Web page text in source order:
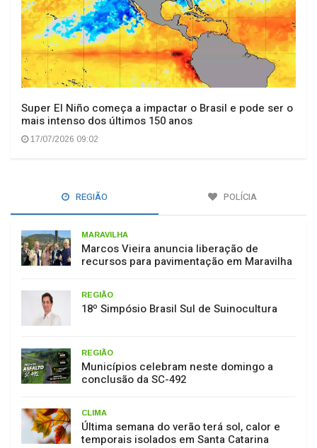
Super El Niño começa a impactar o Brasil e pode ser o
mais intenso dos últimos 150 anos
17/07/2026 09:02
REGIÃO POLÍCIA
MARAVILHA
Marcos Vieira anuncia liberação de
recursos para pavimentação em Maravilha
REGIÃO
18º Simpósio Brasil Sul de Suinocultura
REGIÃO
Municípios celebram neste domingo a
conclusão da SC-492
CLIMA
Última semana do verão terá sol, calor e
temporais isolados em Santa Catarina